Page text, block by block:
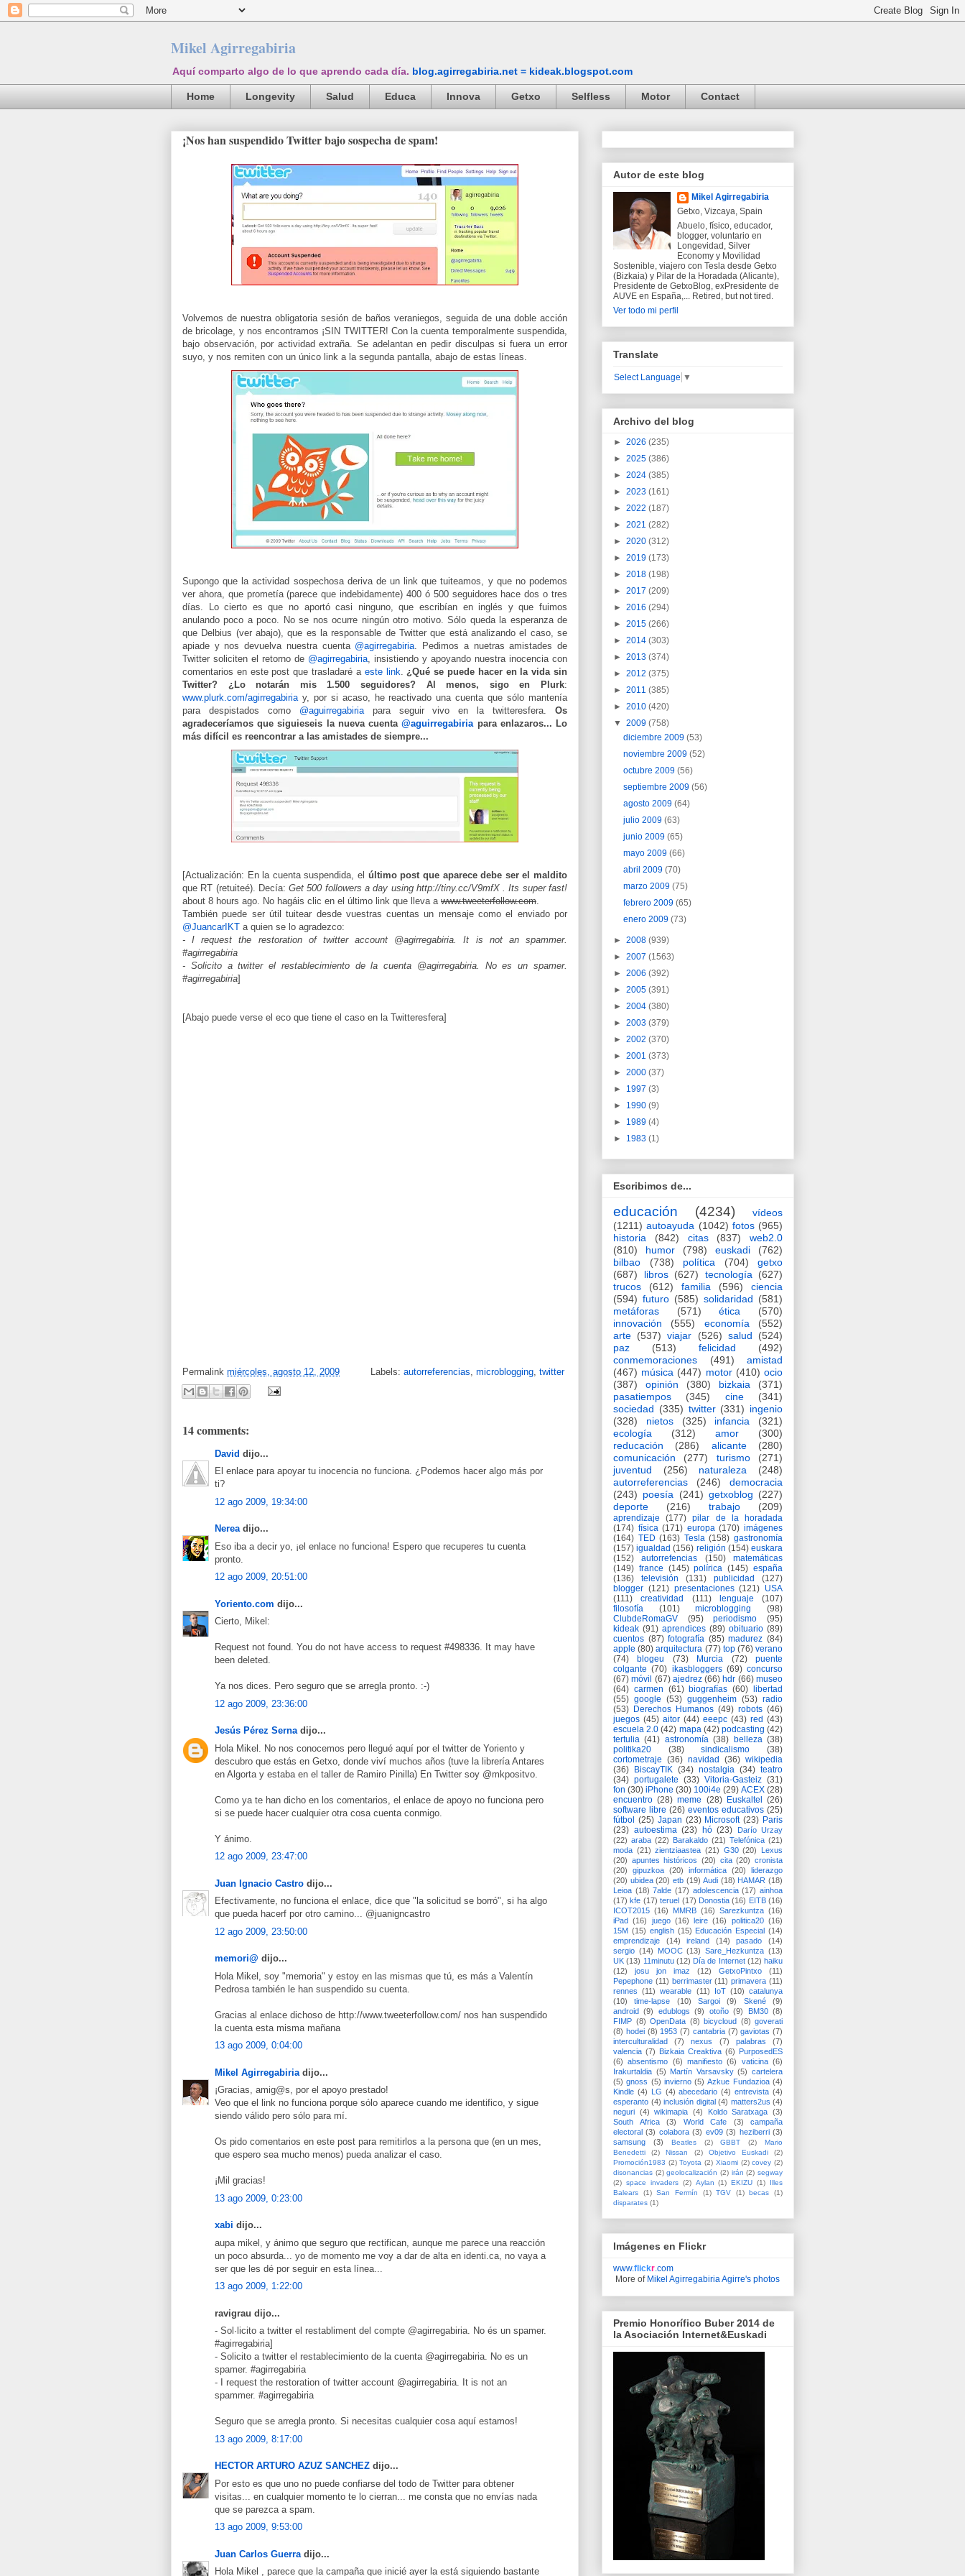
Mikel Agirregabiria
Aquí comparto algo de lo que aprendo cada día. blog.agirregabiria.net = kideak.blogspot.com
Home Longevity Salud Educa Innova Getxo Selfless Motor Contact
¡Nos han suspendido Twitter bajo sospecha de spam!
Volvemos de nuestra obligatoria sesión de baños veraniegos, seguida de una doble acción
de bricolage, y nos encontramos ¡SIN TWITTER! Con la cuenta temporalmente suspendida,
bajo observación, por actividad extraña. Se adelantan en pedir disculpas si fuera un error
suyo, y nos remiten con un único link a la segunda pantalla, abajo de estas líneas.
Supongo que la actividad sospechosa deriva de un link que tuiteamos, y que no podemos
ver ahora, que prometía (parece que indebidamente) 400 ó 500 seguidores hace dos o tres
días. Lo cierto es que no aportó casi ninguno, que escribían en inglés y que fuimos
anulando poco a poco. No se nos ocurre ningún otro motivo. Sólo queda la esperanza de
que Delbius (ver abajo), que es la responsable de Twitter que está analizando el caso, se
apiade y nos devuelva nuestra cuenta @agirregabiria . Pedimos a nuetras amistades de
Twitter soliciten el retorno de @agirregabiria , insistiendo y apoyando nuestra inocencia con
comentarios en este post que trasladaré a este link
¿Qué se puede hacer en la vida sin
Twitter? ¿Lo notarán mis 1.500 seguidores?
Al menos, sigo en Plurk:
www.plurk.com/agirregabiria y, por si acaso, he reactivado una cuenta que sólo mantenía
para despistados como @aguirregabiriapara seguir vivo en la twitteresfera.Os
agradeceríamos que siguieseis la nueva cuenta@aguirregabiria para enlazaros... Lo
más difícil es reencontrar a las amistades de siempre...
[Actualización: En la cuenta suspendida, el último post que aparece debe ser el maldito
que RT (retuiteé). Decía:Get 500 followers a day using http://tiny.cc/V9mfX . Its super fast!
about 8 hours ago. No hagáis clic en el último link que lleva a www.tweeterfollow.com
También puede ser útil tuitear desde vuestras cuentas un mensaje como el enviado por
@JuancarIKT a quien se lo agradezco:
- I request the restoration of twitter account @agirregabiria. It is not an spammer.
#agirregabiria
- Solicito a twitter el restablecimiento de la cuenta @agirregabiria. No es un spamer.
#agirregabiria]
[Abajo puede verse el eco que tiene el caso en la Twitteresfera]
Permalink miércoles, agosto 12, 2009 Labels: autorreferencias, microblogging, twitter
14 comments:
David dijo...
El enlace para apoyar tu inocencia no funciona. ¿Podemos hacer algo más por
ti?
12 ago 2009, 19:34:00
Nereadijo...
Eso iba a decir yo, ¡el enlace no funciona! Espero que recuperes tu cuenta
pronto.
12 ago 2009, 20:51:00
Yoriento.com dijo...
Cierto, Mikel:
Request not found. You do not have access to request #498336. It may have
been deleted.
Ya nos dices. Pero seguro que se arregla pronto. :-)
12 ago 2009, 23:36:00
Jesús Pérez Sernadijo...
Hola Mikel. No nos conocemos pero llegué aquí por el twitter de Yoriento y
descubro que estás en Getxo, donde viví muchos años (tuve la librería Antares
en Algorta y estaba en el taller de Ramiro Pinilla) En Twitter soy @mkpositvo.
Como ya te han dicho en los comentarios, el enlace de apoyo no funciona pero
si se puede hacer cualquier otra cosa cuenta conmigo.
Y ánimo.
12 ago 2009, 23:47:00
Juan Ignacio Castro dijo...
Efectivamente, no funciona el enlace, dice que "la solicitud se borró", si ha algo
que pueda hacerf por otro camino... @juanigncastro
12 ago 2009, 23:50:00
memori@ dijo...
Hola Mikel, soy "memoria" y estoy en las mismas que tú, es más a Valentín
Pedrosa también le han suspendido su cuenta.
Gracias al enlace dichoso de http://www.tweeterfollow.com/ nos han suspendido
la cuenta esta misma mañana
13 ago 2009, 0:04:00
Mikel Agirregabiria dijo...
¡Gracias, amig@s, por el apoyo prestado!
Veo que el link no funciona porque sólo aparece cuando me identifico, y sigue
siendo válido pero sólo para mí.
Os pido comentarios en este post para remitirlos a la persona que (en un mes,
que espero sea mucho menos) pueda analizar el caso.
¡Mil gracias!
13 ago 2009, 0:23:00
xabi dijo...
aupa mikel, y ánimo que seguro que rectifican, aunque me parece una reacción
un poco absurda... yo de momento me voy a dar de alta en identi.ca, no vaya a
ser que les dé por seguir en esta línea...
13 ago 2009, 1:22:00
ravigrau dijo...
- Sol·licito a twitter el restabliment del compte @agirregabiria. No és un spamer.
#agirregabiria]
- Solicito a twitter el restablecimiento de la cuenta @agirregabiria. No es un
spamer. #agirregabiria
- I request the restoration of twitter account @agirregabiria. It is not an
spammer. #agirregabiria
Seguro que se arregla pronto. Si necesitas cualquier cosa aquí estamos!
13 ago 2009, 8:17:00
HECTOR ARTURO AZUZ SANCHEZ dijo...
Por esto es que uno no puede confiarse del todo de Twitter para obtener
visitas... en cualquier momento te lo cierran... me consta que no envías nada
que se parezca a spam.
13 ago 2009, 9:53:00
Juan Carlos Guerra dijo...
Hola Mikel , parece que la campaña que inicié ayer la está siguiendo bastante
Autor de este blog
Mikel Agirregabiria
Getxo, Vizcaya, Spain
Abuelo, físico, educador,
blogger, voluntario en
Longevidad, Silver
Economy y Movilidad
Sostenible, viajero con Tesla desde Getxo
(Bizkaia) y Pilar de la Horadada (Alicante),
Presidente de GetxoBlog, exPresidente de
AUVE en España,... Retired, but not tired.
Ver todo mi perfil
Translate
Select Language ▼
Archivo del blog
► 2026 (235)
► 2025 (386)
► 2024 (385)
► 2023 (161)
► 2022 (187)
► 2021 (282)
► 2020 (312)
► 2019 (173)
► 2018 (198)
► 2017 (209)
► 2016 (294)
► 2015 (266)
► 2014 (303)
► 2013 (374)
► 2012 (375)
► 2011 (385)
► 2010 (420)
▼ 2009 (758)
diciembre 2009(53)
noviembre 2009(52)
octubre 2009(56)
septiembre 2009(56)
agosto 2009(64)
julio 2009(63)
junio 2009(65)
mayo 2009(66)
abril 2009(70)
marzo 2009(75)
febrero 2009(65)
enero 2009(73)
► 2008 (939)
► 2007 (1563)
► 2006 (392)
► 2005 (391)
► 2004 (380)
► 2003 (379)
► 2002 (370)
► 2001 (373)
► 2000 (37)
► 1997 (3)
► 1990 (9)
► 1989 (4)
► 1983 (1)
Escribimos de...
educación (4234)
vídeos
(1211) autoayuda (1042) fotos (965)
historia
(842) citas (837)
web2.0
(810)
humor (798) euskadi
(762)
bilbao
(738) política (704)
getxo
(687)
libros (627) tecnología
(627)
trucos
(612) familia (596)
ciencia
(594) futuro (585) solidaridad (581)
metáforas
(571) ética
(570)
innovación
(555) economía
(552)
arte (537) viajar (526) salud
(524)
paz
(513) felicidad
(492)
conmemoraciones
(491)
amistad
(467) música (447) motor (410) ocio
(387)
opinión (380) bizkaia
(371)
pasatiempos
(345) cine
(341)
sociedad (335) twitter (331) ingenio
(328)
nietos (325) infancia
(321)
ecología
(312) amor
(300)
reducación
(286) alicante
(280)
comunicación
(277) turismo
(271)
juventud
(256) naturaleza
(248)
autorreferencias
(246)
democracia
(243) poesía (241) getxoblog (227)
deporte
(216) trabajo (209)
aprendizaje (177)
pilar de la horadada
(174) física (171) europa (170) imágenes
(164) TED (163) Tesla (158) gastronomía
(157) igualdad (156) religión (154) euskara
(152)
autorrefencias (150)
matemáticas
(149) france (145) polírica (145) españa
(136)
televisión (131) publicidad
(127)
blogger (121) presentaciones (121) USA
(111)
creatividad (111) lenguaje
(107)
filosofía
(101) microblogging
(98)
ClubdeRomaGV
(95) periodismo
(95)
kideak (91) aprendices (89) obituario (89)
cuentos (87) fotografía (85) madurez (84)
apple (80) arquitectura (77) top (76) verano
(74)
blogeu (73) Murcia (72)
puente
colgante (70) ikasbloggers (69) concurso
(67) móvil (67) ajedrez (66) hdr (66) museo
(64) carmen (61) biografías (60)
libertad
(55) google (53) guggenheim (53) radio
(53) Derechos Humanos (49) robots (46)
juegos (45) aitor (44) eeepc (43) red (43)
escuela 2.0 (42) mapa (42) podcasting (42)
tertulia (41) astronomía (38) belleza (38)
politika20
(38) sindicalismo
(38)
cortometraje (36) navidad (36) wikipedia
(36)
BiscayTIK (34) nostalgia (34) teatro
(34) portugalete (33) Vitoria-Gasteiz (31)
fon (30) iPhone (30) 100i4e (29) ACEX (28)
encuentro (28) meme (28) Euskaltel
(26)
software libre (26) eventos educativos (25)
fútbol (25) Japan (23) Microsoft (23) Paris
(23) autoestima (23) hó (23)
Darío Urzay
(22) araba (22) Barakaldo (21) Telefónica (21)
moda (21) zientziaastea (21) G30 (20)
Lexus
(20) apuntes históricos (20) cita (20) cronista
(20)
gipuzkoa (20) informática (20)
liderazgo
(20) ubidea (20) etb (19) Audi (18) HAMAR (18)
Leioa (18) 7alde (17) adolescencia (17) ainhoa
(17) kfe (17) teruel (17) Donostia (16) EITB (16)
ICOT2015 (16) MMRB (16) Sarezkuntza (16)
iPad (16) juego (16) leire (16) politica20 (16)
15M (15) english (15) Educación Especial (14)
emprendizaje
(14) ireland (14) pasado
(14)
sergio (14) MOOC (13) Sare_Hezkuntza (13)
UK (13) 11minutu (12) Día de Internet (12) haiku
(12)
josu jon imaz (12) GetxoPintxo
(11)
Pepephone (11) berrimaster (11) primavera (11)
rennes (11) wearable (11) IoT (10) catalunya
(10)
time-lapse (10) Sargoi (9) Skené
(9)
android (9) edublogs (9) otoño (9) BM30 (8)
FIMP (8) OpenData (8) bicycloud (8) goverati
(8) hodei (8) 1953 (7) cantabria (7) gaviotas (7)
interculturalidad
(7) nexus (7) palabras
(7)
valencia (7) Bizkaia Creaktiva (6) PurposedES
(6)
absentismo (6) manifiesto (6) vaticina (6)
Irakurtaldia (5) Martín Varsavsky (5) cartelera
(5) gnoss (5) invierno (5) Azkue Fundazioa (4)
Kindle (4) LG (4) abecedario (4) entrevista (4)
esperanto (4) inclusión digital (4) matters2us (4)
neguri (4) wikimapia (4) Koldo Saratxaga (3)
South Africa
(3) World Cafe (3)
campaña
electoral (3) colabora (3) ev09 (3) heziberri (3)
samsung
(3) Beatles (2) GBBT (2)
Mario
Benedetti
(2) Nissan (2) Objetivo Euskadi
(2)
Promoción1983 (2) Toyota (2) Xiaomi (2) covey (2)
disonancias (2) geolocalización (2) irán (2) segway
(2) space invaders (2) Aylan (1) EKIZU (1)
Illes
Balears
(1) San Fermín (1) TGV (1) becas
(1)
disparates (1)
Imágenes en Flickr
www.flickr .com
More of Mikel Agirregabiria Agirre's photos
Premio Honorífico Buber 2014 de
la Asociación Internet&Euskadi